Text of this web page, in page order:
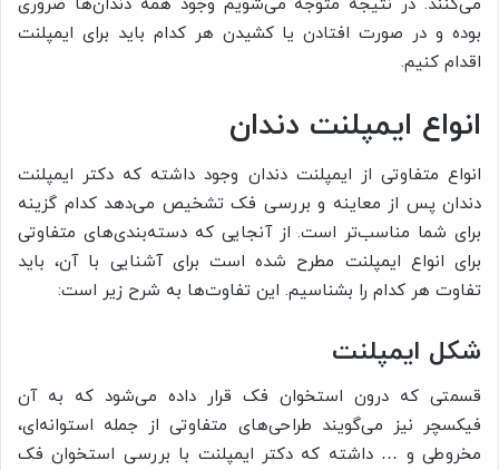
می‌کنند. در نتیجه متوجه می‌شویم وجود همه دندان‌ها ضروری
بوده و در صورت افتادن یا کشیدن هر کدام باید برای ایمپلنت
اقدام کنیم.
انواع ایمپلنت دندان
انواع متفاوتی از ایمپلنت دندان وجود داشته که دکتر ایمپلنت
دندان پس از معاینه و بررسی فک تشخیص می‌دهد کدام گزینه
برای شما مناسب‌تر است. از آنجایی که دسته‌بندی‌های متفاوتی
برای انواع ایمپلنت مطرح شده است برای آشنایی با آن، باید
تفاوت هر کدام را بشناسیم. این تفاوت‌ها به شرح زیر است:
شکل ایمپلنت
قسمتی که درون استخوان فک قرار داده می‌شود که به آن
فیکسچر نیز می‌گویند طراحی‌های متفاوتی از جمله استوانه‌ای،
مخروطی و … داشته که دکتر ایمپلنت با بررسی استخوان فک